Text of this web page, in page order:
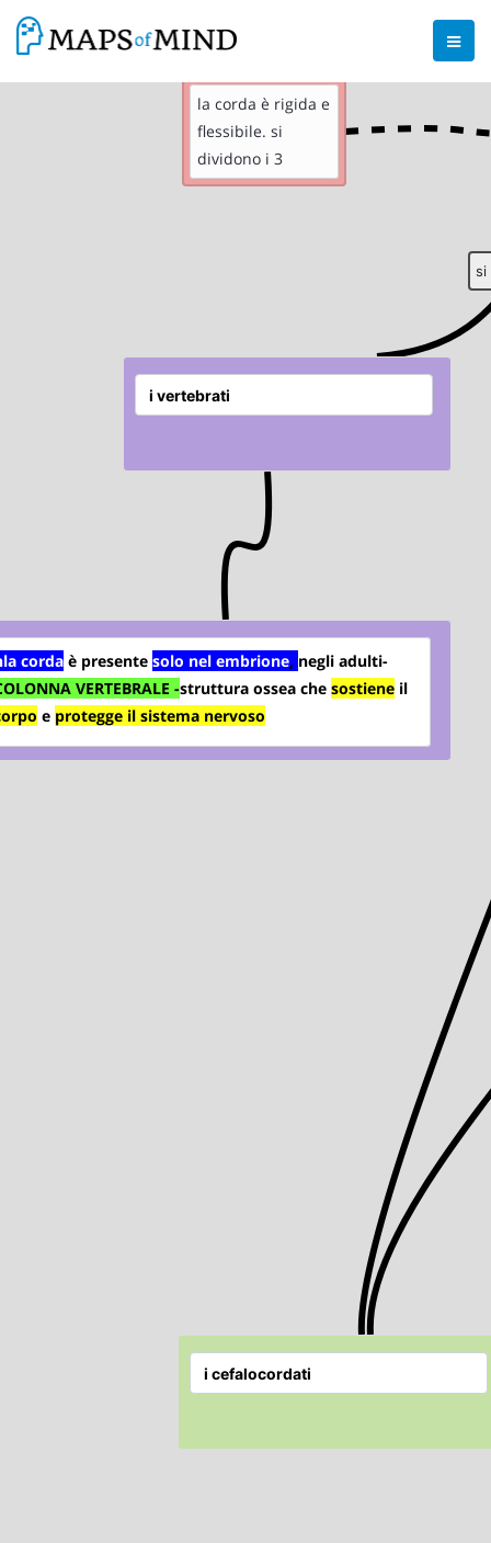
la corda è rigida e
flessibile. si
dividono i 3
gruppi
corda è presente solo nel embrione, negli adulti-
VERTEBRALE -struttura ossea che sostiene il
e protegge il sistema nervoso
si